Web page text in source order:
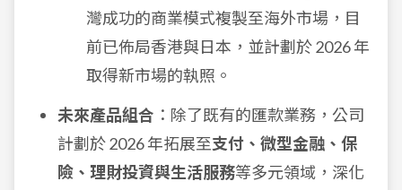
灣成功的商業模式複製至海外市場，目
前已佈局香港與日本，並計劃於 2026 年
取得新市場的執照。
未來產品組合 ：除了既有的匯款業務，公司
計劃於 2026 年拓展至支付、微型金融、保
險、理財投資與生活服務等多元領域，深化